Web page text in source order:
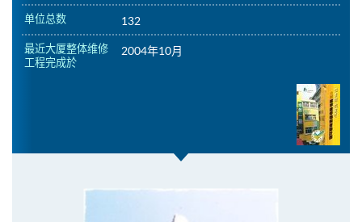
单位总数 132
最近大厦整体维修
工程完成於
2004年10月